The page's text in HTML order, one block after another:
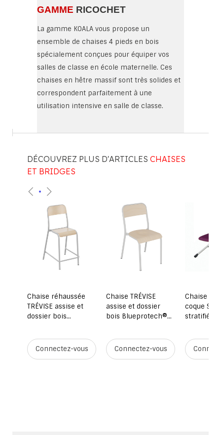
GAMME RICOCHET
La gamme KOALA vous propose un
ensemble de chaises 4 pieds en bois
spécialement conçues pour équiper vos
salles de classe en école maternelle. Ces
chaises en hêtre massif sont très solides et
correspondent parfaitement à une
utilisation intensive en salle de classe.
DÉCOUVREZ PLUS D'ARTICLES CHAISES
ET BRIDGES
Chaise réhaussée
TRÉVISE assise et
dossier bois
H60 cm - Stock
Connectez-vous
Chaise TRÉVISE
assise et dossier
bois Blueprotech®
Connectez-vous
Chaise
coque
stratifié
9006